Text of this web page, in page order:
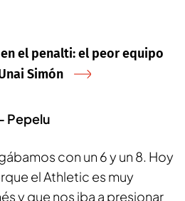
el penalti: el peor equipo
Simón
Pepelu
con un 6 y un 8. Hoy
el Athletic es muy
y que nos iba a presionar